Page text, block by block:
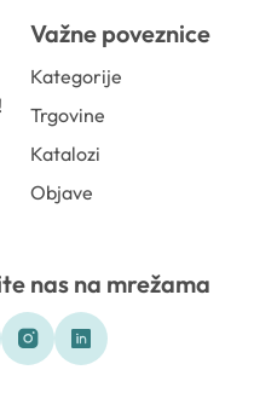
Važne poveznice
Kategorije
Trgovine
Katalozi
Objave
nas na mrežama